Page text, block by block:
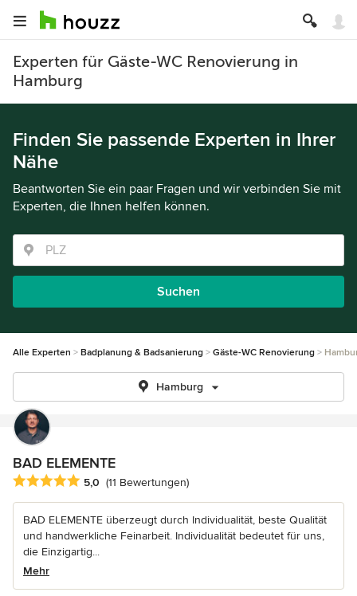
Experten für Gäste-WC Renovierung in
Hamburg
Finden Sie passende Experten in Ihrer
Nähe
Beantworten Sie ein paar Fragen und wir verbinden Sie mit
Experten, die Ihnen helfen können.
Suchen
Alle Experten Badplanung & Badsanierung Gäste-WC Renovierung
Hamburg
BAD ELEMENTE
Durchschnittliche Bewertung: 5 von 5 Sternen
5,0 (11 Bewertungen)
BAD ELEMENTE überzeugt durch Individualität, beste Qualität
und handwerkliche Feinarbeit. Individualität bedeutet für uns,
die Einzigartig...
Mehr